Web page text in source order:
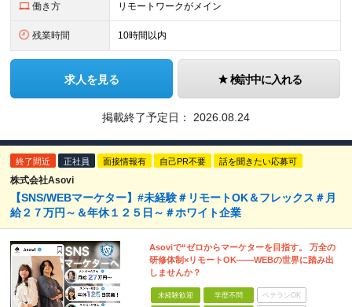
働き方 リモートワークがメイン
残業時間 10時間以内
求人を見る 検討中に入れる
掲載終了予定日： 2026.08.24
終了間近 正社員 面接情報有 自己PR不要 話を聞きたい応募可
株式会社Asovi
【SNS/WEBマーケター】#未経験＃リモートOK＆フレックス＃月
給２７万円～＆年休１２５日～＃ホワイト企業
Asoviで“ゼロからマーケターを目指す。 万全の
研修体制×リモートOK——WEBの世界に踏み出
しませんか？
未経験歓迎 学歴不問 ベテランOK